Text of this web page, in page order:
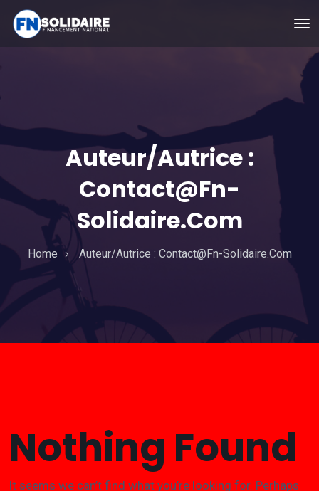
Auteur/autrice :
Contact@fn-
Solidaire.com
Home Auteur/autrice : Contact@fn-Solidaire.com
Nothing Found
It seems we can’t find what you’re looking for. Perhaps